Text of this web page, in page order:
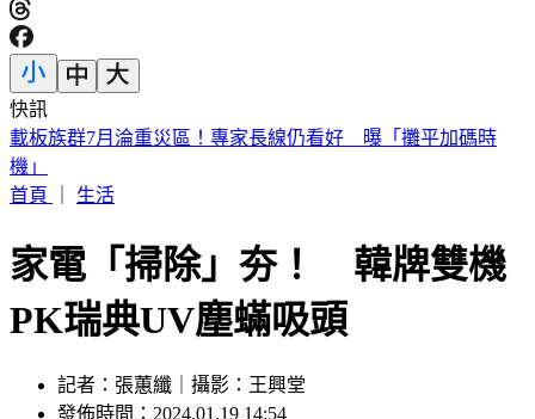
快訊
劉亞仁「男男私密照」外流！高調索吻告白 韓網震撼：新男
友？
首頁
生活
家電「掃除」夯！ 韓牌雙機
PK瑞典UV塵蟎吸頭
記者：張蕙纖｜攝影：王興堂
發佈時間：2024.01.19 14:54